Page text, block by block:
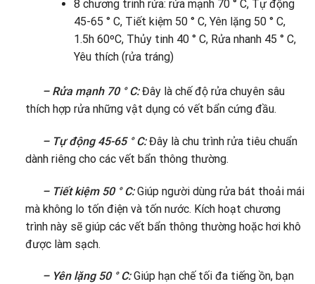
8 chương trinh rửa: rửa mạnh 70 ° C, Tự động
45-65 ° C, Tiết kiệm 50 ° C, Yên lặng 50 ° C,
1.5h 60ºC, Thủy tinh 40 ° C, Rửa nhanh 45 ° C,
Yêu thích (rửa tráng)
– Rửa mạnh 70 ° C:Đây là chế độ rửa chuyên sâu
thích hợp rửa những vật dụng có vết bẩn cứng đầu.
– Tự động 45-65 ° C:Đây là chu trình rửa tiêu chuẩn
dành riêng cho các vết bẩn thông thường.
– Tiết kiệm 50 ° C:Giúp người dùng rửa bát thoải mái
mà không lo tốn điện và tốn nước. Kích hoạt chương
trình này sẽ giúp các vết bẩn thông thường hoặc hơi khô
được làm sạch.
– Yên lặng 50 ° C:Giúp hạn chế tối đa tiếng ồn, bạn